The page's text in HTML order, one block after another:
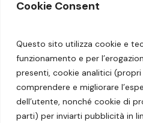
Cookie Consent
Questo sito utilizza cookie e
funzionamento e per
presenti, cookie analitici
comprendere e migliorare
dell’utente, nonché cookie di
parti) per inviarti pubblicità in
Seguimi sui miei social:
–YouTube
Dott.ssa Barbara